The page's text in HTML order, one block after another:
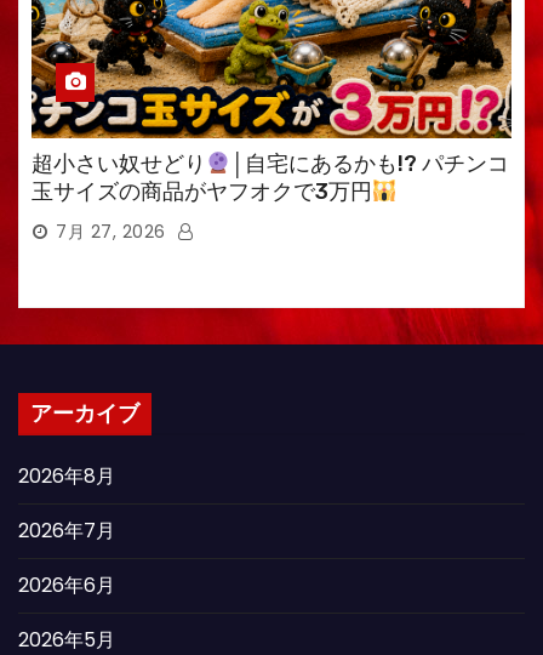
超小さい奴せどり
│自宅にあるかも!? パチンコ
玉サイズの商品がヤフオクで3万円
7月 27, 2026
アーカイブ
2026年8月
2026年7月
2026年6月
2026年5月